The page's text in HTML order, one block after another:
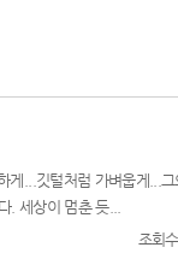
게...깃털처럼 가벼웁게...그
. 세상이 멈춘 듯...
조회